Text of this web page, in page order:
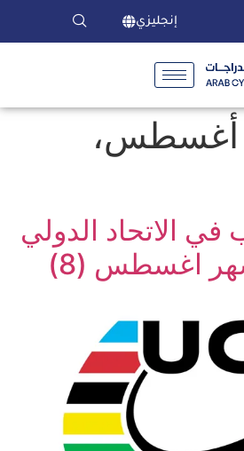
إنجليزي
31 أغسطس،
الاتحاد الدولي
اغسطس (8)